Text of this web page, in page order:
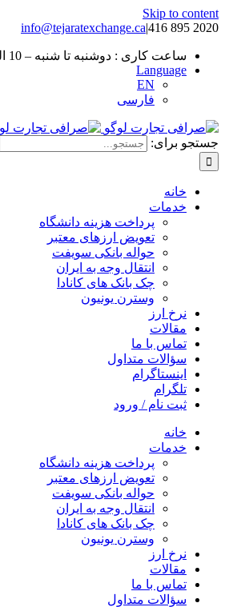
Skip to content
2020 895 416
|
info@tejaratexchange.ca
ساعت کاری : دوشنبه تا شنبه – 10 الی 5
Language
EN
فارسی
جستجو برای:
خانه
خدمات
پرداخت هزینه دانشگاه
تعویض ارزهای معتبر
حواله بانکی سویفت
انتقال وجه به ایران
چک بانک های کانادا
وسترن یونیون
نرخ ارز
مقالات
تماس با ما
سؤالات متداول
اینستاگرام
تلگرام
ثبت نام / ورود
خانه
خدمات
پرداخت هزینه دانشگاه
تعویض ارزهای معتبر
حواله بانکی سویفت
انتقال وجه به ایران
چک بانک های کانادا
وسترن یونیون
نرخ ارز
مقالات
تماس با ما
سؤالات متداول